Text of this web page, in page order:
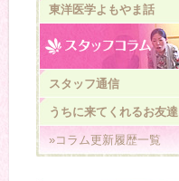
東洋医学よもやま話
スタッフ通信
うちに来てくれるお友達
»コラム更新履歴一覧